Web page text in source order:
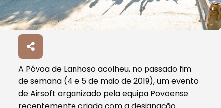
A Póvoa de Lanhoso acolheu, no passado fim
de semana (4 e 5 de maio de 2019), um evento
de Airsoft organizado pela equipa Povoense
recentemente criada com a designação